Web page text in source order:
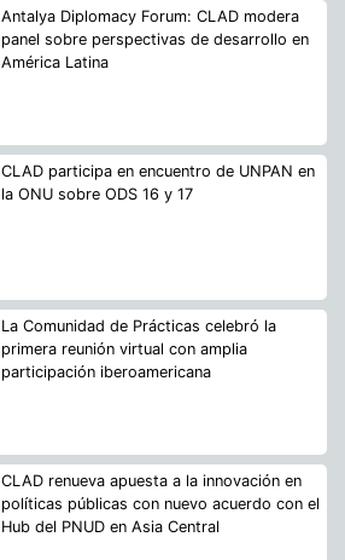
Antalya Diplomacy Forum: CLAD modera
panel sobre perspectivas de desarrollo en
América Latina
CLAD participa en encuentro de UNPAN en
la ONU sobre ODS 16 y 17
La Comunidad de Prácticas celebró la
primera reunión virtual con amplia
participación iberoamericana
CLAD renueva apuesta a la innovación en
políticas públicas con nuevo acuerdo con el
Hub del PNUD en Asia Central